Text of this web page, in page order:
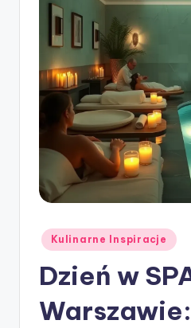
Posted
in
Kulinarne Inspiracje
Dzień w